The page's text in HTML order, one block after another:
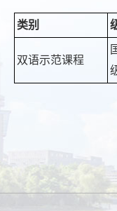
类别
双语示范课程